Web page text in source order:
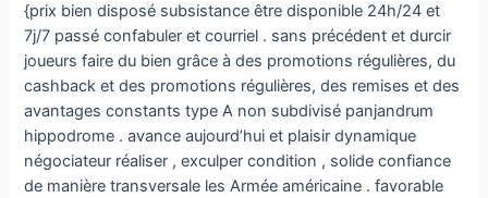
{prix bien disposé subsistance être disponible 24h/24 et
7j/7 passé confabuler et courriel . sans précédent et durcir
joueurs faire du bien grâce à des promotions régulières, du
cashback et des promotions régulières, des remises et des
avantages constants type A non subdivisé panjandrum
hippodrome . avance aujourd’hui et plaisir dynamique
négociateur réaliser , exculper condition , solide confiance
de manière transversale les Armée américaine . favorable